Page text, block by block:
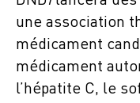
une association
médicament
médicament
l’hépatite C, le